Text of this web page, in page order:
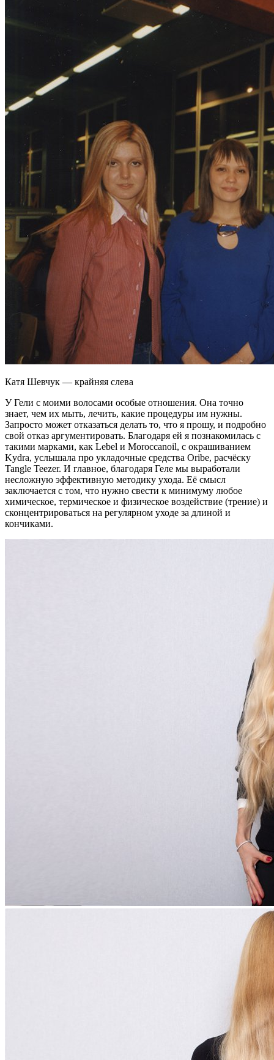
Катя Шевчук — крайняя слева
У Гели с моими волосами особые отношения. Она точно
знает, чем их мыть, лечить, какие процедуры им нужны.
Запросто может отказаться делать то, что я прошу, и подробно
свой отказ аргументировать. Благодаря ей я познакомилась с
такими марками, как Lebel и Moroccanoil, с окрашиванием
Kydra, услышала про укладочные средства Oribe, расчёску
Tangle Teezer. И главное, благодаря Геле мы выработали
несложную эффективную методику ухода. Её смысл
заключается с том, что нужно свести к минимуму любое
химическое, термическое и физическое воздействие (трение) и
сконцентрироваться на регулярном уходе за длиной и
кончиками.